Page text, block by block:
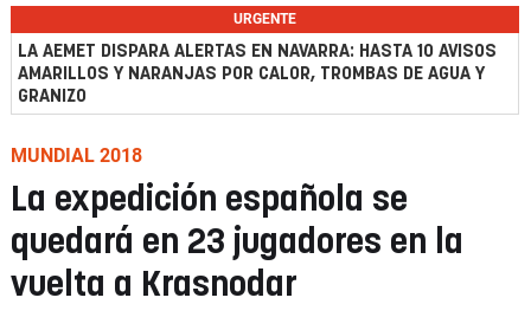
URGENTE
LA AEMET DISPARA ALERTAS EN NAVARRA: HASTA 10 AVISOS
AMARILLOS Y NARANJAS POR CALOR, TROMBAS DE AGUA Y
GRANIZO
MUNDIAL 2018
La expedición española se
quedará en 23 jugadores en la
vuelta a Krasnodar